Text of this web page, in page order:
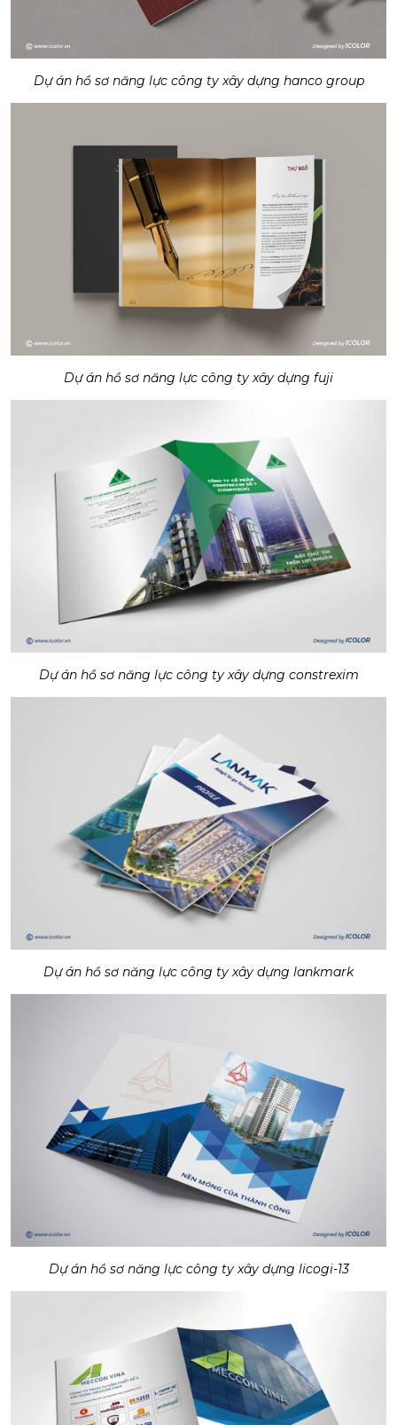
Dự án hồ sơ năng lực công ty xây dựng hanco group
Dự án hồ sơ năng lực công ty xây dựng fuji
Dự án hồ sơ năng lực công ty xây dựng constrexim
Dự án hồ sơ năng lực công ty xây dựng lankmark
Dự án hồ sơ năng lực công ty xây dựng licogi-13